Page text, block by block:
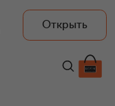
Открыть
62 950 ₽